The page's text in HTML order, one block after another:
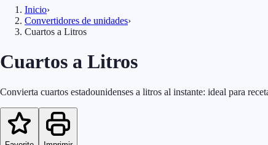
Inicio›
Convertidores de unidades›
Cuartos a Litros
Cuartos a Litros
Convierta cuartos estadounidenses a litros al instante: ideal para